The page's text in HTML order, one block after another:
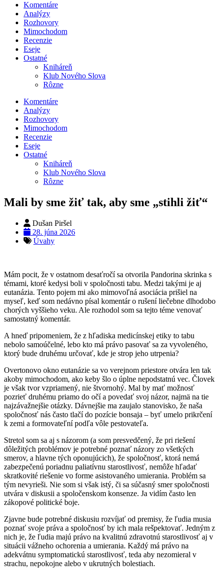
Komentáre
Analýzy
Rozhovory
Mimochodom
Recenzie
Eseje
Ostatné
Kniháreň
Klub Nového Slova
Rôzne
Komentáre
Analýzy
Rozhovory
Mimochodom
Recenzie
Eseje
Ostatné
Kniháreň
Klub Nového Slova
Rôzne
Mali by sme žiť tak, aby sme „stihli žiť“
Dušan Piršel
28. júna 2026
Úvahy
Mám pocit, že v ostatnom desaťročí sa otvorila Pandorina skrinka s
témami, ktoré kedysi boli v spoločnosti tabu. Medzi takými je aj
eutanázia. Tento pojem mi ako mimovoľná asociácia prišiel na
myseľ, keď som nedávno písal komentár o rušení liečebne dlhodobo
chorých vyššieho veku. Ale rozhodol som sa tejto téme venovať
samostatný komentár.
A hneď pripomeniem, že z hľadiska medicínskej etiky to tabu
nebolo samoúčelné, lebo kto má právo pasovať sa za vyvoleného,
ktorý bude druhému určovať, kde je strop jeho utrpenia?
Overtonovo okno eutanázie sa vo verejnom priestore otvára len tak
akoby mimochodom, ako keby šlo o úplne nepodstatnú vec. Človek
je však tvor vzpriamený, nie štvornohý. Mal by mať možnosť
pozrieť druhému priamo do očí a povedať svoj názor, najmä na tie
najzávažnejšie otázky. Dávnejšie ma zaujalo stanovisko, že naša
spoločnosť nás často tlačí do pozície bonsaja – byť umelo prikrčení
k zemi a formovateľní podľa vôle pestovateľa.
Stretol som sa aj s názorom (a som presvedčený, že pri riešení
dôležitých problémov je potrebné poznať názory zo všetkých
smerov, a hlavne tých oponujúcich), že spoločnosť, ktorá nemá
zabezpečenú poriadnu paliatívnu starostlivosť, nemôže hľadať
skratkovité riešenie vo forme asistovaného umierania. Problém sa
tým nevyrieši. Nie som si však istý, či sa súčasný smer spoločnosti
utvára v diskusii a spoločenskom konsenze. Ja vidím často len
zákopové politické boje.
Zjavne bude potrebné diskusiu rozvíjať od premisy, že ľudia musia
poznať svoje práva a spoločnosť by ich mala rešpektovať. Jedným z
nich je, že ľudia majú právo na kvalitnú zdravotnú starostlivosť aj v
situácii vážneho ochorenia a umierania. Každý má právo na
adekvátnu symptomatickú starostlivosť, teda aby nezomieral v
strachu, nepokojne alebo v ukrutných bolestiach.